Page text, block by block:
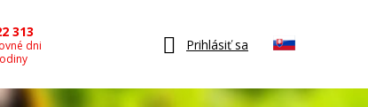
313
dni
Prihlásiť sa